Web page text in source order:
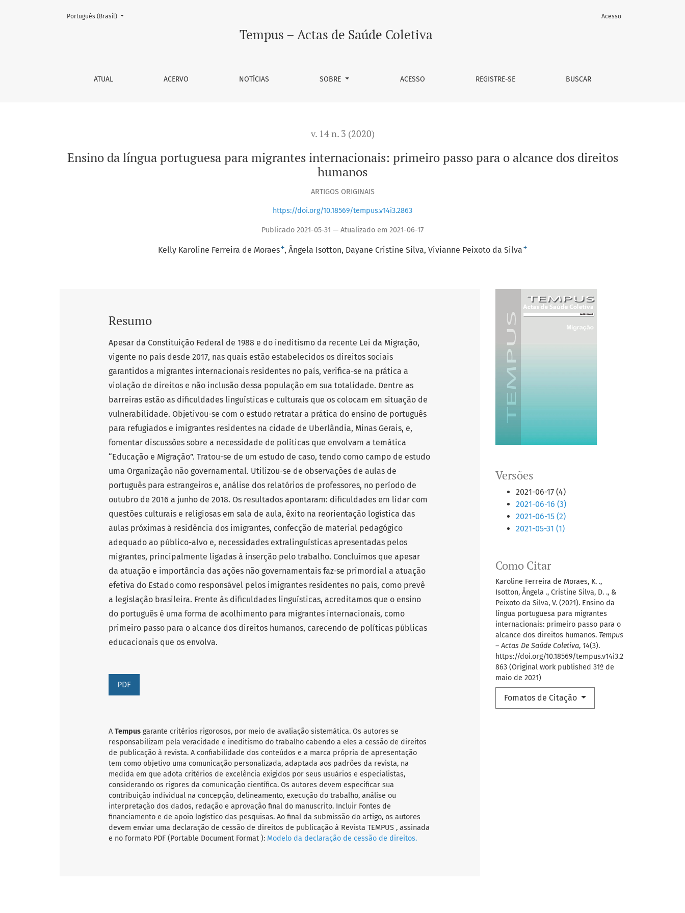
Ensino da língua portuguesa para migrantes internacionais: primeiro passo para o alcance dos direitos humanos
Tempus – Actas de Saúde Coletiva
ATUAL ACERVO NOTÍCIAS SOBRE ACESSO REGISTRE-SE BUSCAR
Acesso
Mudar o idioma. O atual é:
Português (Brasil)
v. 14 n. 3 (2020)
Ensino da língua portuguesa para migrantes internacionais: primeiro passo para o alcance dos direitos
humanos
ARTIGOS ORIGINAIS
https://doi.org/10.18569/tempus.v14i3.2863
Publicado 2021-05-31 — Atualizado em 2021-06-17
Kelly Karoline Ferreira de Moraes+ Ângela Isotton Dayane Cristine Silva Vivianne Peixoto da Silva +
Versões
2021-06-17 (4)
2021-06-16 (3)
2021-06-15 (2)
2021-05-31 (1)
Como Citar
Karoline Ferreira de Moraes, K. .,
Isotton, Ângela ., Cristine Silva, D. ., &
Peixoto da Silva, V. (2021). Ensino da
língua portuguesa para migrantes
internacionais: primeiro passo para o
alcance dos direitos humanos. Tempus
– Actas De Saúde Coletiva, 14(3).
https://doi.org/10.18569/tempus.v14i3.2
863 (Original work published 31º de
maio de 2021)
Fomatos de Citação
Resumo
Apesar da Constituição Federal de 1988 e do ineditismo da recente Lei da Migração,
vigente no país desde 2017, nas quais estão estabelecidos os direitos sociais
garantidos a migrantes internacionais residentes no país, verifica-se na prática a
violação de direitos e não inclusão dessa população em sua totalidade. Dentre as
barreiras estão as dificuldades linguísticas e culturais que os colocam em situação de
vulnerabilidade. Objetivou-se com o estudo retratar a prática do ensino de português
para refugiados e imigrantes residentes na cidade de Uberlândia, Minas Gerais, e,
fomentar discussões sobre a necessidade de políticas que envolvam a temática
“Educação e Migração”. Tratou-se de um estudo de caso, tendo como campo de estudo
uma Organização não governamental. Utilizou-se de observações de aulas de
português para estrangeiros e, análise dos relatórios de professores, no período de
outubro de 2016 a junho de 2018. Os resultados apontaram: dificuldades em lidar com
questões culturais e religiosas em sala de aula, êxito na reorientação logística das
aulas próximas à residência dos imigrantes, confecção de material pedagógico
adequado ao público-alvo e, necessidades extralinguísticas apresentadas pelos
migrantes, principalmente ligadas à inserção pelo trabalho. Concluímos que apesar
da atuação e importância das ações não governamentais faz-se primordial a atuação
efetiva do Estado como responsável pelos imigrantes residentes no país, como prevê
a legislação brasileira. Frente às dificuldades linguísticas, acreditamos que o ensino
do português é uma forma de acolhimento para migrantes internacionais, como
primeiro passo para o alcance dos direitos humanos, carecendo de políticas públicas
educacionais que os envolva.
PDF
A Tempus garante critérios rigorosos, por meio de avaliação sistemática. Os autores se
responsabilizam pela veracidade e ineditismo do trabalho cabendo a eles a cessão de direitos
de publicação à revista. A confiabilidade dos conteúdos e a marca própria de apresentação
tem como objetivo uma comunicação personalizada, adaptada aos padrões da revista, na
medida em que adota critérios de excelência exigidos por seus usuários e especialistas,
considerando os rigores da comunicação científica. Os autores devem especificar sua
contribuição individual na concepção, delineamento, execução do trabalho, análise ou
interpretação dos dados, redação e aprovação final do manuscrito. Incluir Fontes de
financiamento e de apoio logístico das pesquisas. Ao final da submissão do artigo, os autores
devem enviar uma declaração de cessão de direitos de publicação à Revista TEMPUS , assinada
e no formato PDF (Portable Document Format ): Modelo da declaração de cessão de direitos.